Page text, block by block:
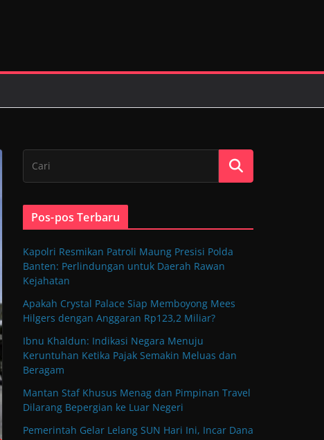
Pos-pos Terbaru
Kapolri Resmikan Patroli Maung Presisi Polda
Banten: Perlindungan untuk Daerah Rawan
Kejahatan
Apakah Crystal Palace Siap Memboyong Mees
Hilgers dengan Anggaran Rp123,2 Miliar?
Ibnu Khaldun: Indikasi Negara Menuju
Keruntuhan Ketika Pajak Semakin Meluas dan
Beragam
Mantan Staf Khusus Menag dan Pimpinan Travel
Dilarang Bepergian ke Luar Negeri
Pemerintah Gelar Lelang SUN Hari Ini, Incar Dana